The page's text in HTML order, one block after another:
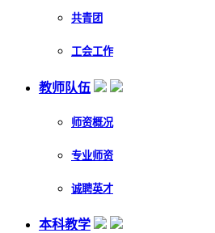
共青团
工会工作
教师队伍
师资概况
专业师资
诚聘英才
本科教学